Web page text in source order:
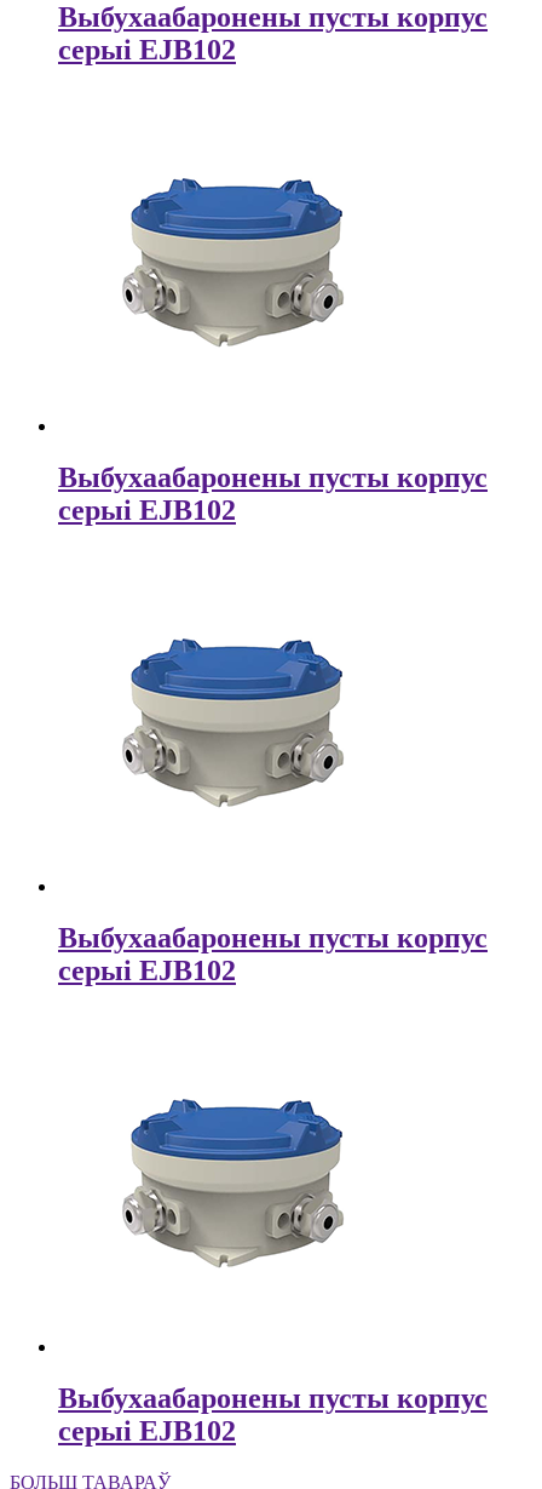
Выбухаабаронены пусты корпус
серыі EJB102
Выбухаабаронены пусты корпус
серыі EJB102
Выбухаабаронены пусты корпус
серыі EJB102
Выбухаабаронены пусты корпус
серыі EJB102
БОЛЬШ ТАВАРАЎ